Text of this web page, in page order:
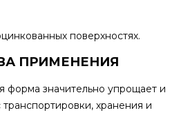
поверхностях.
ПРИМЕНЕНИЯ
значительно упрощает и
хранения и